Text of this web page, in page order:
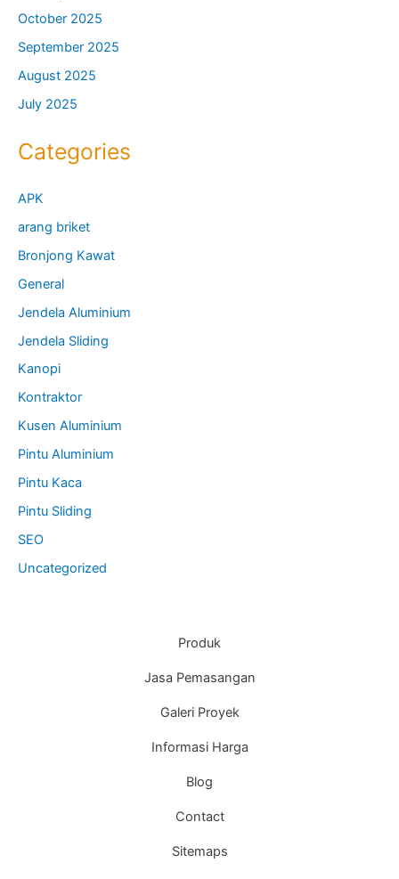
October 2025
September 2025
August 2025
July 2025
Categories
APK
arang briket
Bronjong Kawat
General
Jendela Aluminium
Jendela Sliding
Kanopi
Kontraktor
Kusen Aluminium
Pintu Aluminium
Pintu Kaca
Pintu Sliding
SEO
Uncategorized
Produk
Jasa Pemasangan
Galeri Proyek
Informasi Harga
Blog
Contact
Sitemaps